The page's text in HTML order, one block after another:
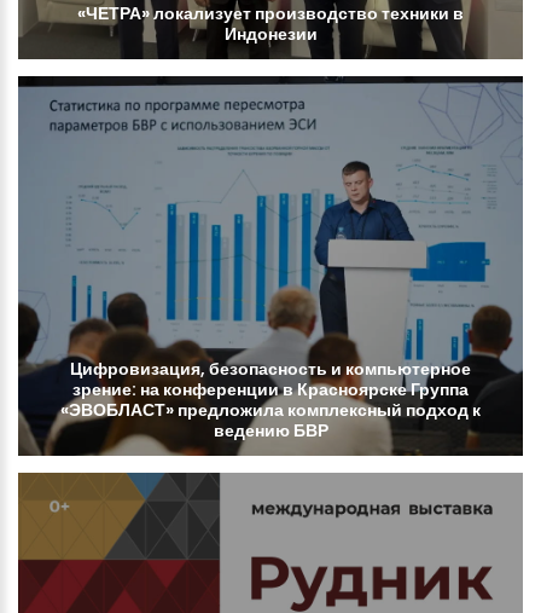
«ЧЕТРА»локализует производствотехники в
Индонезии
Цифровизация, безопасность и компьютерное
зрение: на конференциивКрасноярскеГруппа
«ЭВОБЛАСТ» предложила комплексный подход к
ведению БВР